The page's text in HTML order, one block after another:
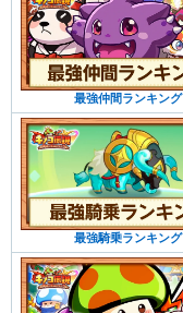
最強仲間ランキング
最強騎乗ランキング